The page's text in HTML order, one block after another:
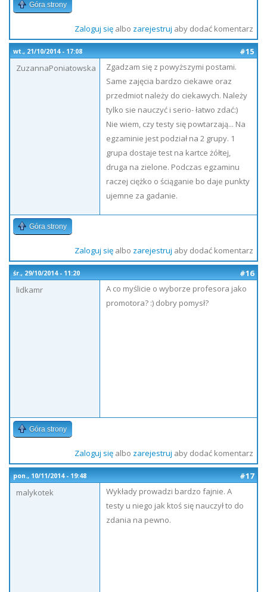
Góra strony
Zaloguj sięalbo zarejestruj aby dodać komentarz
wt., 21/10/2014 - 17:08
#15
ZuzannaPoniatowska
Zgadzam się z powyższymi postami.
Same zajęcia bardzo ciekawe oraz
przedmiot należy do ciekawych. Należy
tylko sie nauczyć i serio- łatwo zdać:)
Nie wiem, czy testy się powtarzają... Na
egzaminie jest podział na 2 grupy. 1
grupa dostaje test na kartce żółtej,
druga na zielone. Podczas egzaminu
raczej ciężko o ściąganie bo daje punkty
ujemne za gadanie.
Góra strony
Zaloguj sięalbo zarejestruj aby dodać komentarz
śr., 29/10/2014 - 11:20
#16
lidkamr
A co myślicie o wyborze profesora jako
promotora? :) dobry pomysł?
Góra strony
Zaloguj sięalbo zarejestruj aby dodać komentarz
pon., 10/11/2014 - 19:48
#17
malykotek
Wykłady prowadzi bardzo fajnie. A
testy u niego jak ktoś się nauczył to do
zdania na pewno.